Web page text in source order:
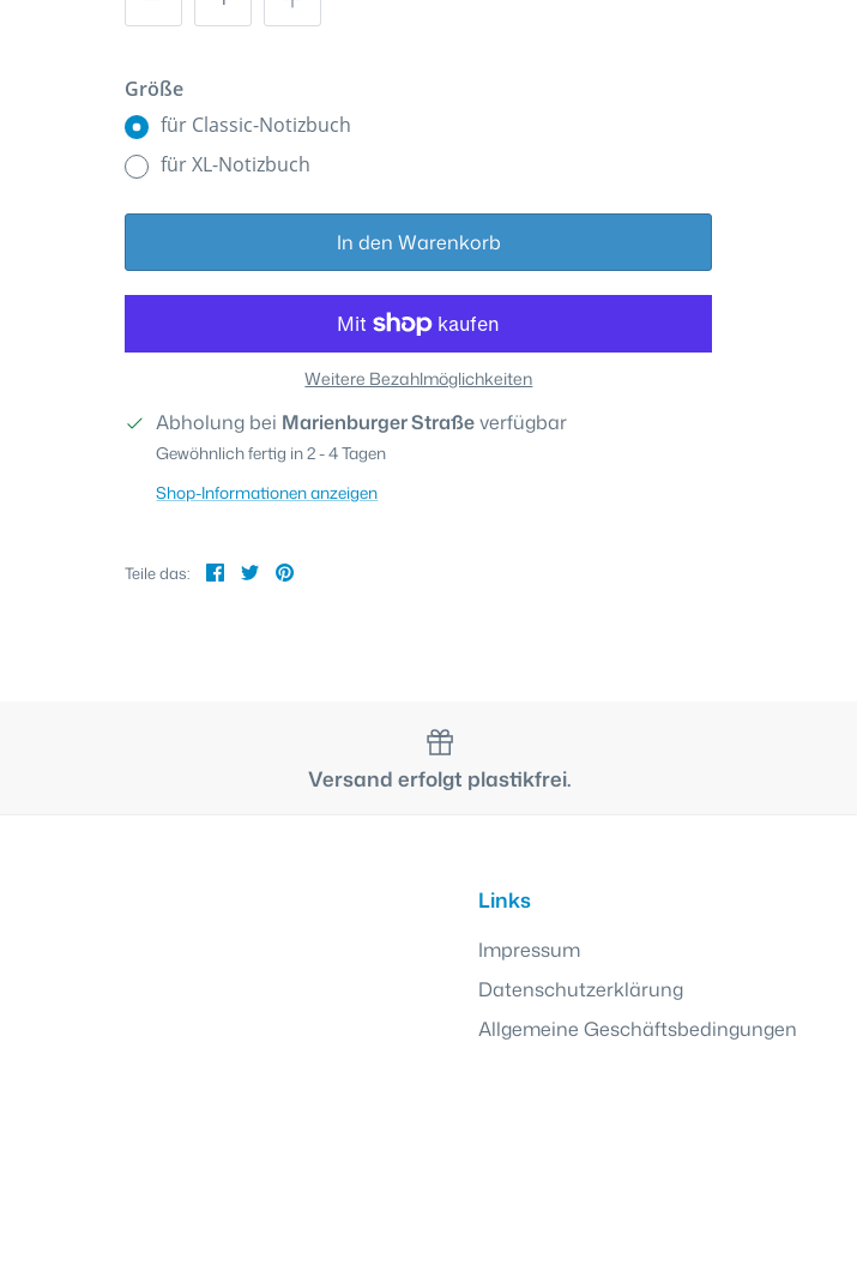
Größe
für Classic-Notizbuch
für XL-Notizbuch
In den Warenkorb
Weitere Bezahlmöglichkeiten
Abholung bei Marienburger Straßeverfügbar
Gewöhnlich fertig in 2 - 4 Tagen
Shop-Informationen anzeigen
Teile das: TeilenTwitternPinnen
Versand erfolgt plastikfrei.
Links
Impressum
Datenschutzerklärung
Allgemeine Geschäftsbedingungen